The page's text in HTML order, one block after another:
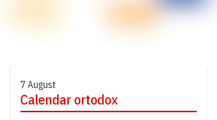
7 August
Calendar ortodox